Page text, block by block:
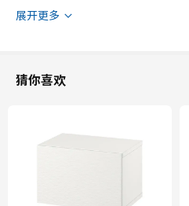
展开更多
猜你喜欢